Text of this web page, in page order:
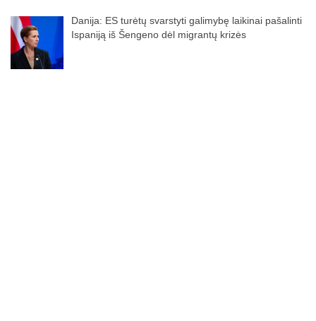
Danija: ES turėtų svarstyti galimybę laikinai pašalinti
Ispaniją iš Šengeno dėl migrantų krizės